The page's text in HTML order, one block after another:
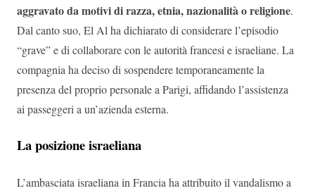
aggravato da motivi di razza, etnia, nazionalità o religione.
Dal canto suo, El Al ha dichiarato di considerare l’episodio
“grave” e di collaborare con le autorità francesi e israeliane. La
compagnia ha deciso di sospendere temporaneamente la
presenza del proprio personale a Parigi, affidando l’assistenza
ai passeggeri a un’azienda esterna.
La posizione israeliana
L’ambasciata israeliana in Francia ha attribuito il vandalismo a